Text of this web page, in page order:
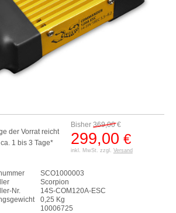
Bisher 369,00€
299,00 €
inkl. MwSt. zzgl. Versand
der Vorrat reicht
1 bis 3 Tage*
SCO1000003
Scorpion
Nr.
14S-COM120A-ESC
0,25 Kg
10006725